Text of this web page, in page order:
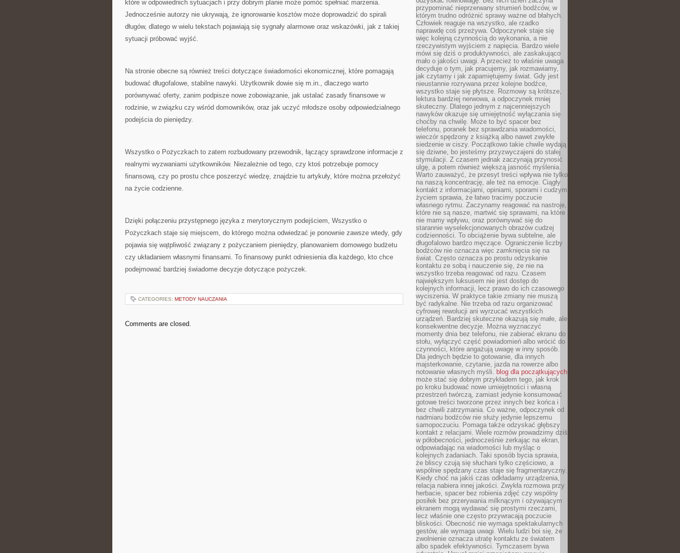
które w odpowiednich sytuacjach i przy dobrym planie może pomóc spełniać marzenia.
Jednocześnie autorzy nie ukrywają, że ignorowanie kosztów może doprowadzić do spirali
długów, dlatego w wielu tekstach pojawiają się sygnały alarmowe oraz wskazówki, jak z takiej
sytuacji próbować wyjść.
Na stronie obecne są również treści dotyczące świadomości ekonomicznej, które pomagają
budować długofalowe, stabilne nawyki. Użytkownik dowie się m.in., dlaczego warto
porównywać oferty, zanim podpisze nowe zobowiązanie, jak ustalać zasady finansowe w
rodzinie, w związku czy wśród domowników, oraz jak uczyć młodsze osoby odpowiedzialnego
podejścia do pieniędzy.
Wszystko o Pożyczkach to zatem rozbudowany przewodnik, łączący sprawdzone informacje z
realnymi wyzwaniami użytkowników. Niezależnie od tego, czy ktoś potrzebuje pomocy
finansową, czy po prostu chce poszerzyć wiedzę, znajdzie tu artykuły, które można przełożyć
na życie codzienne.
Dzięki połączeniu przystępnego języka z merytorycznym podejściem, Wszystko o
Pożyczkach staje się miejscem, do którego można odwiedzać je ponownie zawsze wtedy, gdy
pojawia się wątpliwość związany z pożyczaniem pieniędzy, planowaniem domowego budżetu
czy układaniem własnymi finansami. To finansowy punkt odniesienia dla każdego, kto chce
podejmować bardziej świadome decyzje dotyczące pożyczek.
CATEGORIES: METODY NAUCZANIA
Comments are closed.
przypominać nieprzerwany strumień bodźców, w
którym trudno odróżnić sprawy ważne od błahych.
Człowiek reaguje na wszystko, ale rzadko
naprawdę coś przeżywa. Odpoczynek staje się
więc kolejną czynnością do wykonania, a nie
rzeczywistym wyjściem z napięcia. Bardzo wiele
mówi się dziś o produktywności, ale zaskakująco
mało o jakości uwagi. A przecież to właśnie uwaga
decyduje o tym, jak pracujemy, jak rozmawiamy,
jak czytamy i jak zapamiętujemy świat. Gdy jest
nieustannie rozrywana przez kolejne bodźce,
wszystko staje się płytsze. Rozmowy są krótsze,
lektura bardziej nerwowa, a odpoczynek mniej
skuteczny. Dlatego jednym z najcenniejszych
nawyków okazuje się umiejętność wyłączania się
choćby na chwilę. Może to być spacer bez
telefonu, poranek bez sprawdzania wiadomości,
wieczór spędzony z książką albo nawet zwykłe
siedzenie w ciszy. Początkowo takie chwile wydają
się dziwne, bo jesteśmy przyzwyczajeni do stałej
stymulacji. Z czasem jednak zaczynają przynosić
ulgę, a potem również większą jasność myślenia.
Warto zauważyć, że przesyt treści wpływa nie tylko
na naszą koncentrację, ale też na emocje. Ciągły
kontakt z informacjami, opiniami, sporami i cudzym
życiem sprawia, że łatwo tracimy poczucie
własnego rytmu. Zaczynamy reagować na nastroje,
które nie są nasze, martwić się sprawami, na które
nie mamy wpływu, oraz porównywać się do
starannie wyselekcjonowanych obrazów cudzej
codzienności. To obciążenie bywa subtelne, ale
długofalowo bardzo męczące. Ograniczenie liczby
bodźców nie oznacza więc zamknięcia się na
świat. Często oznacza po prostu odzyskanie
kontaktu ze sobą i nauczenie się, że nie na
wszystko trzeba reagować od razu. Czasem
największym luksusem nie jest dostęp do
kolejnych informacji, lecz prawo do ich czasowego
wyciszenia. W praktyce takie zmiany nie muszą
być radykalne. Nie trzeba od razu organizować
cyfrowej rewolucji ani wyrzucać wszystkich
urządzeń. Bardziej skuteczne okazują się małe, ale
konsekwentne decyzje. Można wyznaczyć
momenty dnia bez telefonu, nie zabierać ekranu do
stołu, wyłączyć część powiadomień albo wrócić do
czynności, które angażują uwagę w inny sposób.
Dla jednych będzie to gotowanie, dla innych
majsterkowanie, czytanie, jazda na rowerze albo
notowanie własnych myśli. blog dla początkujących
może stać się dobrym przykładem tego, jak krok
po kroku budować nowe umiejętności i własną
przestrzeń twórczą, zamiast jedynie konsumować
gotowe treści tworzone przez innych bez końca i
bez chwili zatrzymania. Co ważne, odpoczynek od
nadmiaru bodźców nie służy jedynie lepszemu
samopoczuciu. Pomaga także odzyskać głębszy
kontakt z relacjami. Wiele rozmów prowadzimy dziś
w półobecności, jednocześnie zerkając na ekran,
odpowiadając na wiadomości lub myśląc o
kolejnych zadaniach. Taki sposób bycia sprawia,
że bliscy czują się słuchani tylko częściowo, a
wspólnie spędzany czas staje się fragmentaryczny.
Kiedy choć na jakiś czas odkładamy urządzenia,
relacja nabiera innej jakości. Zwykła rozmowa przy
herbacie, spacer bez robienia zdjęć czy wspólny
posiłek bez przerywania milknącym i ożywającym
ekranem mogą wydawać się prostymi rzeczami,
lecz właśnie one często przywracają poczucie
bliskości. Obecność nie wymaga spektakularnych
gestów, ale wymaga uwagi. Wielu ludzi boi się, że
zwolnienie oznacza utratę kontaktu ze światem
albo spadek efektywności. Tymczasem bywa